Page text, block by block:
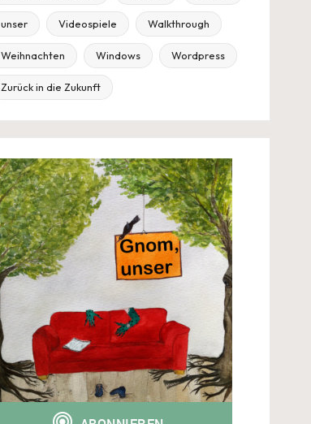
unser Videospiele Walkthrough
Weihnachten Windows Wordpress
Zurück in die Zukunft